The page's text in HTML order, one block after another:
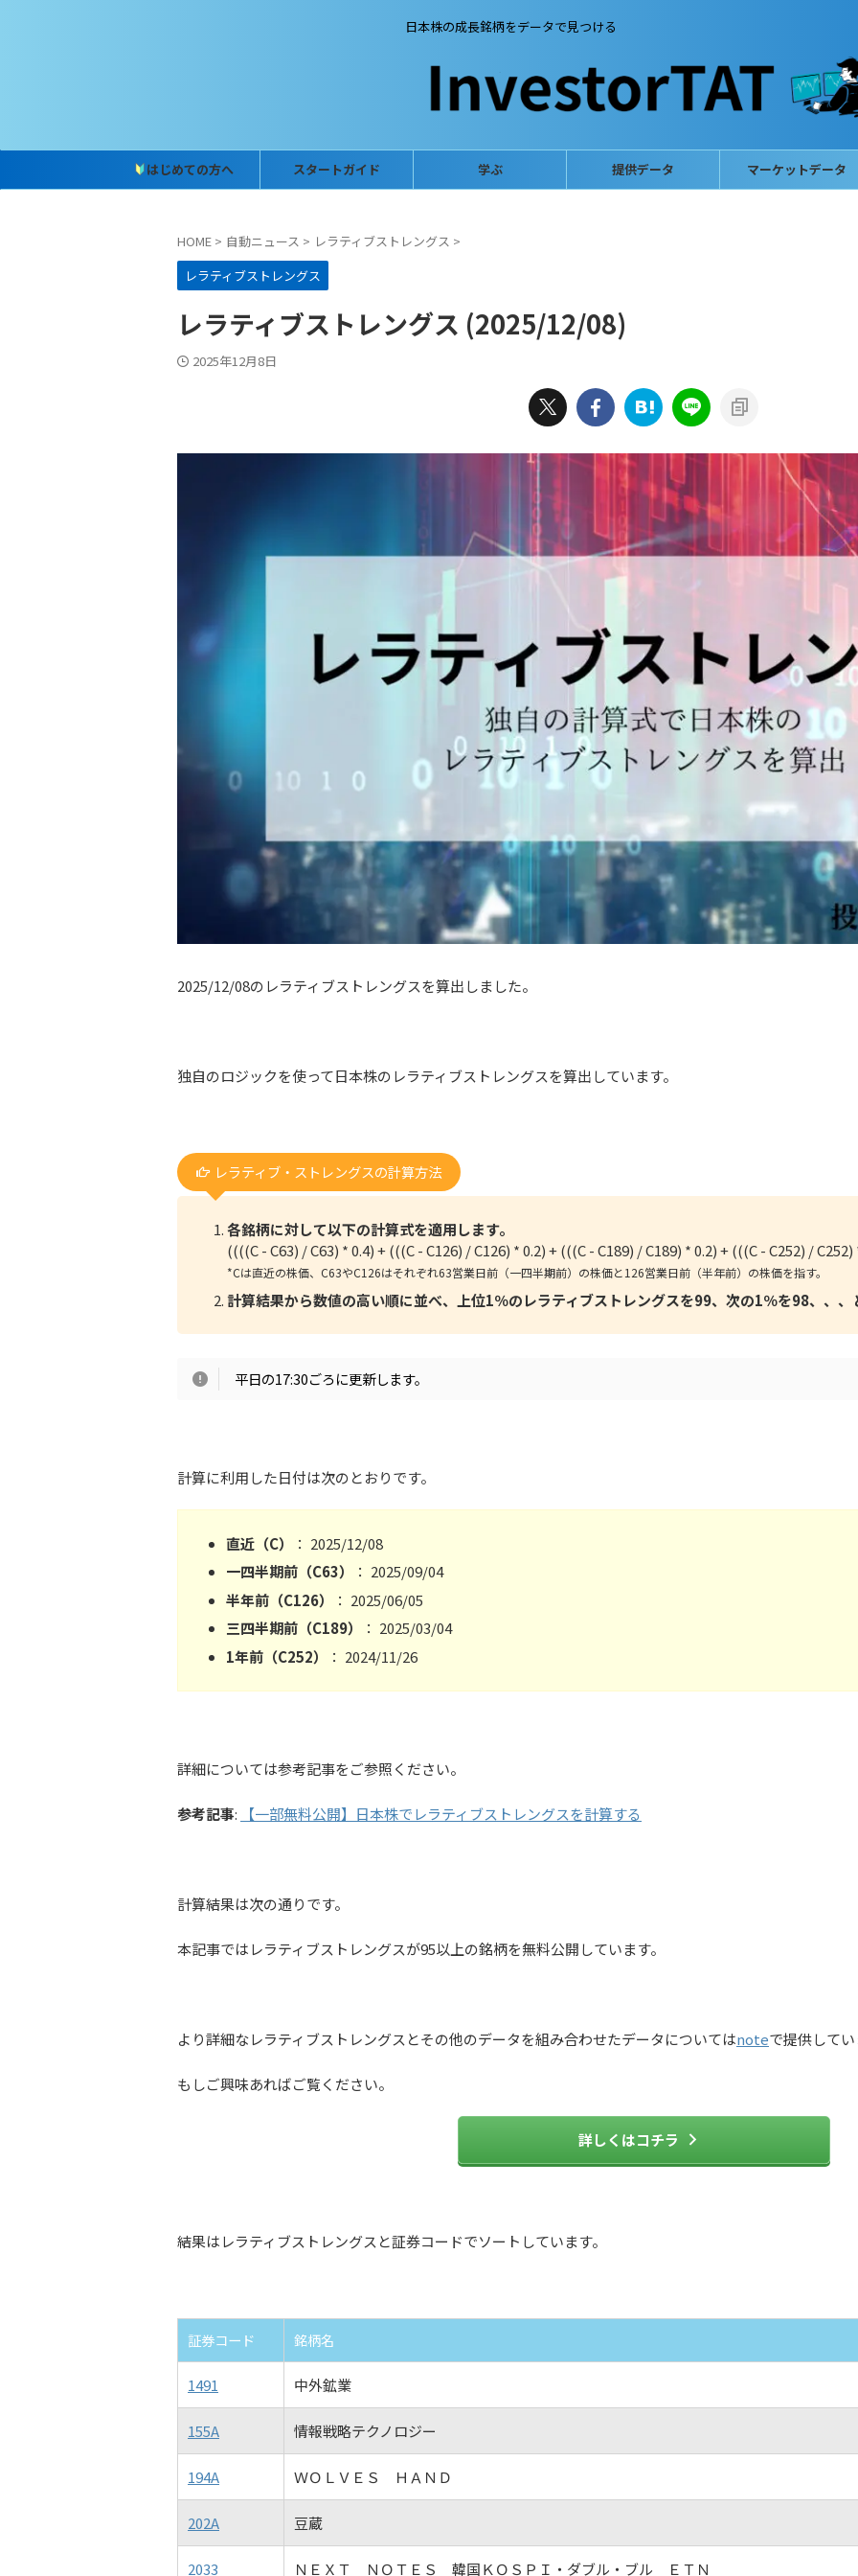
日本株の成長銘柄をデータで見つける
はじめての方へ スタートガイド 学ぶ 提供データ マーケットデータ
HOME > 自動ニュース > レラティブストレングス >
レラティブストレングス
レラティブストレングス (2025/12/08)
2025年12月8日
2025/12/08のレラティブストレングスを算出しました。
独自のロジックを使って日本株のレラティブストレングスを算出しています。
レラティブ・ストレングスの計算方法
各銘柄に対して以下の計算式を適用します。
((((C - C63) / C63) * 0.4) + (((C - C126) / C126) * 0.2) + (((C - C189) / C189) * 0.2) + (((C - C252) / C252)
*Cは直近の株価、C63やC126はそれぞれ63営業日前（一四半期前）の株価と126営業日前（半年前）の株価を指す。
計算結果から数値の高い順に並べ、上位1％のレラティブストレングスを99、次の1％を98、、、
平日の17:30ごろに更新します。
計算に利用した日付は次のとおりです。
直近（C）
： 2025/12/08
一四半期前（C63）
： 2025/09/04
半年前（C126）
： 2025/06/05
三四半期前（C189）
： 2025/03/04
1年前（C252）
： 2024/11/26
詳細については参考記事をご参照ください。
参考記事: 【一部無料公開】日本株でレラティブストレングスを計算する
計算結果は次の通りです。
本記事ではレラティブストレングスが95以上の銘柄を無料公開しています。
より詳細なレラティブストレングスとその他のデータを組み合わせたデータについてはnoteで提供して
もしご興味あればご覧ください。
詳しくはコチラ
結果はレラティブストレングスと証券コードでソートしています。
証券コード 銘柄名
1491 中外鉱業
155A 情報戦略テクノロジー
194A ＷＯＬＶＥＳ ＨＡＮＤ
202A 豆蔵
2033 ＮＥＸＴ ＮＯＴＥＳ 韓国ＫＯＳＰＩ・ダブル・ブル ＥＴＮ